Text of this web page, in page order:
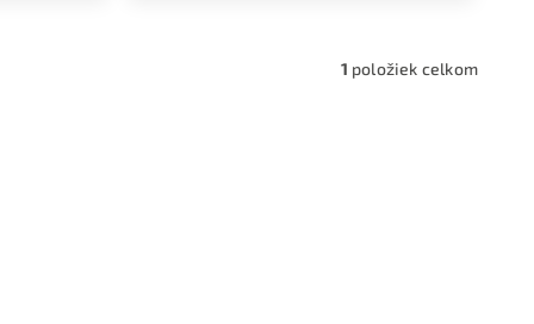
1 položiek celkom